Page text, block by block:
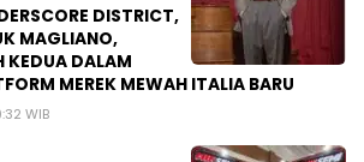
DISTRICT,
MAGLIANO,
KEDUA DALAM
MEREK MEWAH ITALIA BARU
WIB